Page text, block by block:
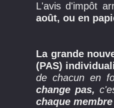
L'avis d'impôt
août, ou en
La grande
(PAS)
de chacun en
change pas,
chaque